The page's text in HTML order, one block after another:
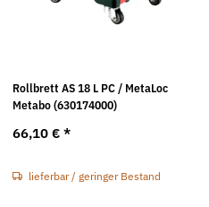
Rollbrett AS 18 L PC / MetaLoc
Metabo (630174000)
66,10 € *
lieferbar / geringer Bestand